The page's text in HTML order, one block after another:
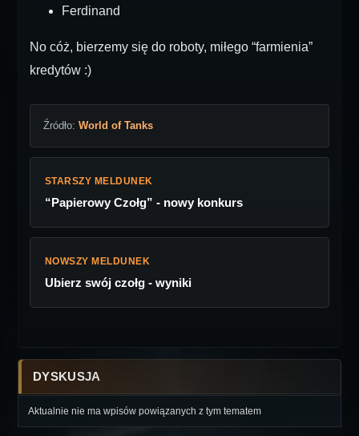
Ferdinand
No cóż, bierzemy się do roboty, miłego “farmienia”
kredytów :)
Źródło: World of Tanks
STARSZY MELDUNEK
“Papierowy Czołg” - nowy konkurs
NOWSZY MELDUNEK
Ubierz swój czołg - wyniki
DYSKUSJA
Aktualnie nie ma wpisów powiązanych z tym tematem